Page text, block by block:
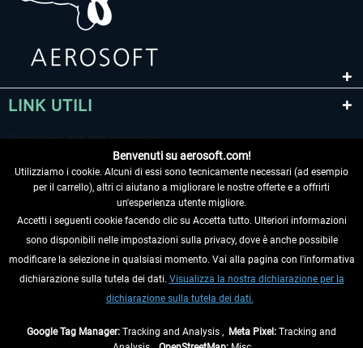
LINK UTILI
RECEDERE DAL CONTRATTO
INFORMAZIONI
Benvenuti su aerosoft.com!
Utilizziamo i cookie. Alcuni di essi sono tecnicamente necessari (ad esempio
per il carrello), altri ci aiutano a migliorare le nostre offerte e a offrirti
un'esperienza utente migliore.
Accetti i seguenti cookie facendo clic su Accetta tutto. Ulteriori informazioni
sono disponibili nelle impostazioni sulla privacy, dove è anche possibile
modificare la selezione in qualsiasi momento. Vai alla pagina con l'informativa
dichiarazione sulla tutela dei dati. Visualizza la nostra dichiarazione per la
dichiarazione sulla tutela dei dati.
Google Tag Manager: Tracking and Analysis , Meta Pixel: Tracking and